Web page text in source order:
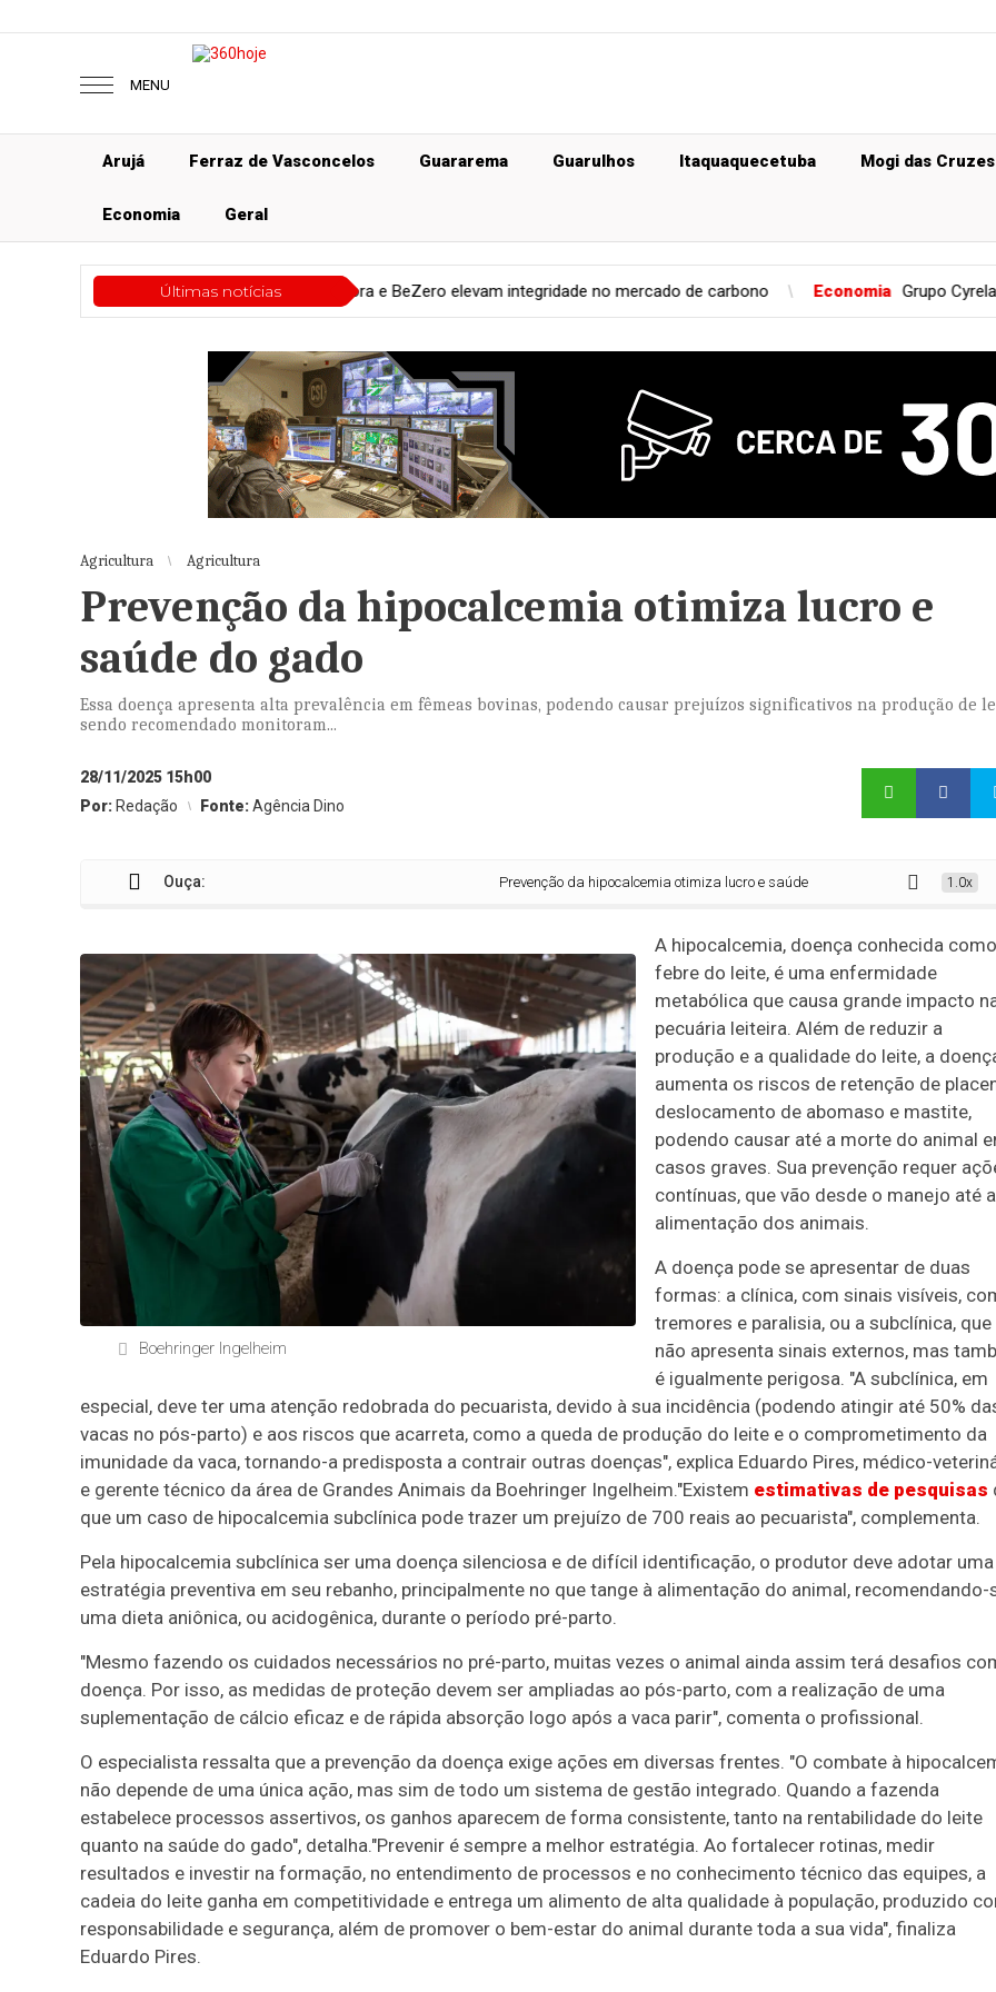
MENU
Arujá Ferraz de Vasconcelos Guararema Guarulhos Itaquaquecetuba Mogi das Cruzes
Economia Geral
Últimas notícias
Economia Ecora e BeZero elevam integridade no mercado de carbono Economia Grupo Cyrela é
Agricultura Agricultura
Prevenção da hipocalcemia otimiza lucro e
saúde do gado
Essa doença apresenta alta prevalência em fêmeas bovinas, podendo causar prejuízos significativos na produção de
sendo recomendado monitoram...
28/11/2025 15h00
Por: Redação Fonte:Agência Dino
Ouça: Prevenção da hipocalcemia otimiza lucro e saúde do gado 1.0x
Boehringer Ingelheim
A hipocalcemia, doença conhecida como
febre do leite, é uma enfermidade
metabólica que causa grande impacto
pecuária leiteira. Além de reduzir a
produção e a qualidade do leite, a
aumenta os riscos de retenção de
deslocamento de abomaso e mastite,
podendo causar até a morte do animal
casos graves. Sua prevenção requer
contínuas, que vão desde o manejo até a
alimentação dos animais.
A doença pode se apresentar de duas
formas: a clínica, com sinais visíveis,
tremores e paralisia, ou a subclínica, que
não apresenta sinais externos, mas
é igualmente perigosa. "A subclínica, em
especial, deve ter uma atenção redobrada do pecuarista, devido à sua incidência (podendo atingir até 50%
vacas no pós-parto) e aos riscos que acarreta, como a queda de produção do leite e o comprometimento da
imunidade da vaca, tornando-a predisposta a contrair outras doenças", explica Eduardo Pires, médico-
e gerente técnico da área de Grandes Animais da Boehringer Ingelheim."Existem estimativas de pesquisas
que um caso de hipocalcemia subclínica pode trazer um prejuízo de 700 reais ao pecuarista", complementa.
Pela hipocalcemia subclínica ser uma doença silenciosa e de difícil identificação, o produtor deve adotar uma
estratégia preventiva em seu rebanho, principalmente no que tange à alimentação do animal, recomendando-
uma dieta aniônica, ou acidogênica, durante o período pré-parto.
"Mesmo fazendo os cuidados necessários no pré-parto, muitas vezes o animal ainda assim terá desafios
doença. Por isso, as medidas de proteção devem ser ampliadas ao pós-parto, com a realização de uma
suplementação de cálcio eficaz e de rápida absorção logo após a vaca parir", comenta o profissional.
O especialista ressalta que a prevenção da doença exige ações em diversas frentes. "O combate à
não depende de uma única ação, mas sim de todo um sistema de gestão integrado. Quando a fazenda
estabelece processos assertivos, os ganhos aparecem de forma consistente, tanto na rentabilidade do leite
quanto na saúde do gado", detalha."Prevenir é sempre a melhor estratégia. Ao fortalecer rotinas, medir
resultados e investir na formação, no entendimento de processos e no conhecimento técnico das equipes, a
cadeia do leite ganha em competitividade e entrega um alimento de alta qualidade à população, produzido
responsabilidade e segurança, além de promover o bem-estar do animal durante toda a sua vida", finaliza
Eduardo Pires.